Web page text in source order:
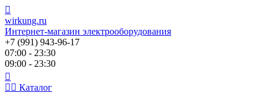
wirkung.ru
Интернет-магазин электрооборудования
+7 (991) 943-96-17
07:00 - 23:30
09:00 - 23:30
Каталог